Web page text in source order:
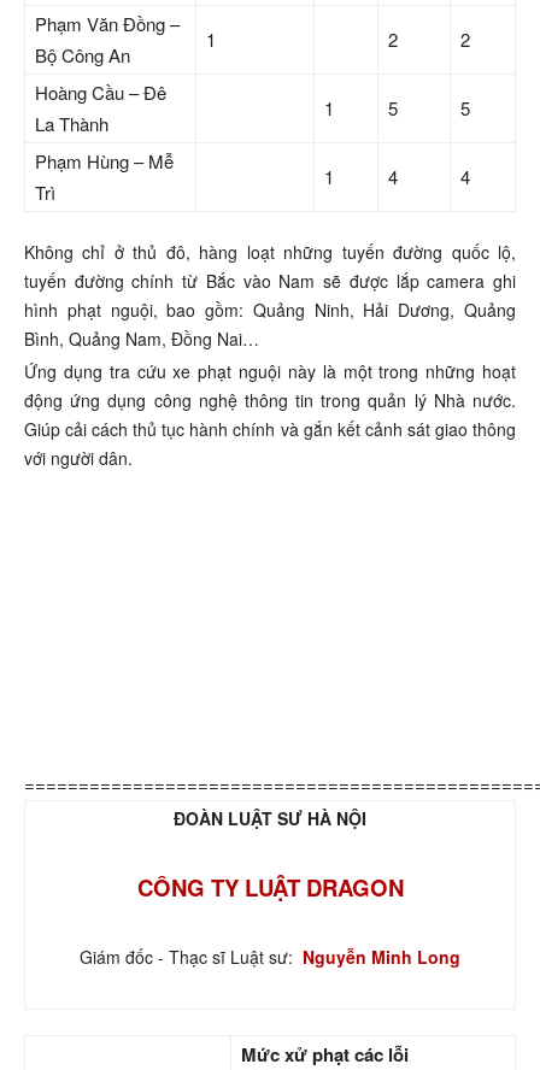
Phạm Văn Đồng –
Bộ Công An
1 2 2
Hoàng Cầu – Đê
La Thành
1 5 5
Phạm Hùng – Mễ
Trì
1 4 4
Không chỉ ở thủ đô, hàng loạt những tuyến đường quốc lộ,
tuyến đường chính từ Bắc vào Nam sẽ được lắp camera ghi
hình phạt nguội, bao gồm: Quảng Ninh, Hải Dương, Quảng
Bình, Quảng Nam, Đồng Nai…
Ứng dụng tra cứu xe phạt nguội này là một trong những hoạt
động ứng dụng công nghệ thông tin trong quản lý Nhà nước.
Giúp cải cách thủ tục hành chính và gắn kết cảnh sát giao thông
với người dân.
ĐOÀN LUẬT SƯ HÀ NỘI
CÔNG TY LUẬT DRAGON
Giám đốc - Thạc sĩ Luật sư: Nguyễn Minh Long
Mức xử phạt các lỗi